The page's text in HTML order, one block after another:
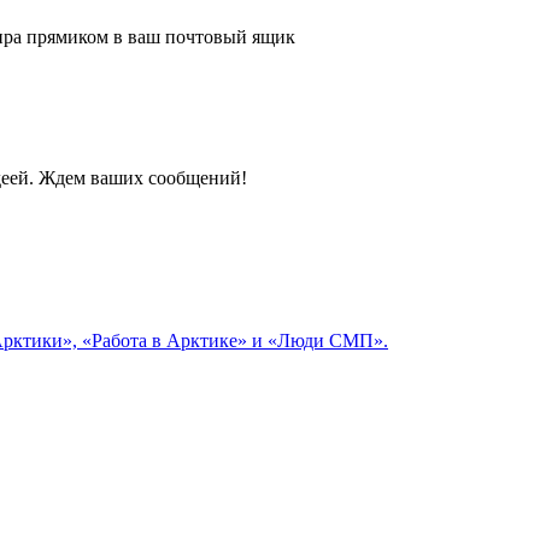
прямиком в ваш почтовый ящик
Ждем ваших сообщений!
«Работа в Арктике» и «Люди СМП».